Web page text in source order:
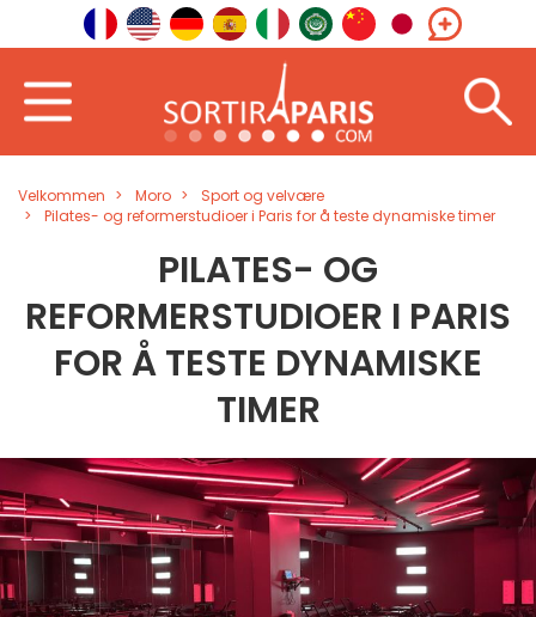
Velkommen Moro
Sport og velvære
Pilates- og reformerstudioer i Paris for å teste dynamiske timer
PILATES- OG
REFORMERSTUDIOER I PARIS
FOR Å TESTE DYNAMISKE
TIMER